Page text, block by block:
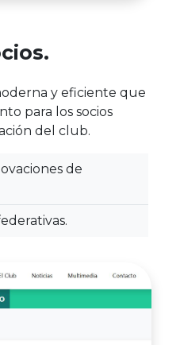
y eficiente que
para los socios
del club.
de